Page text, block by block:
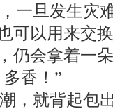
旦发生灾
可以用来交
仍会拿着一
香！”
就背起包出